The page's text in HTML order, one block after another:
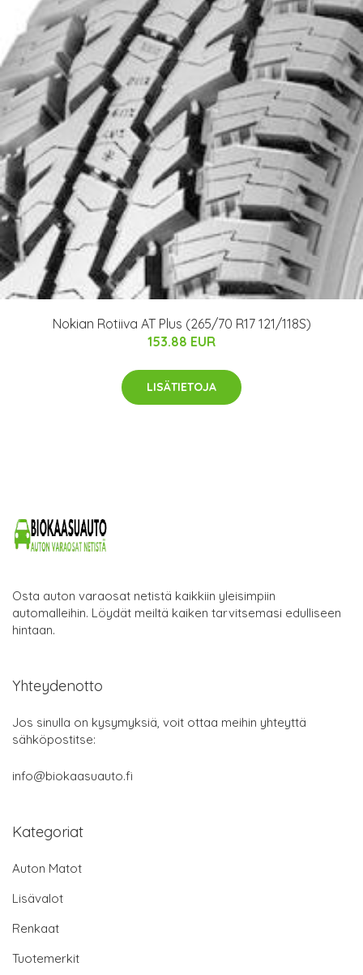
Nokian Rotiiva AT Plus (265/70 R17 121/118S)
153.88 EUR
LISÄTIETOJA
Osta auton varaosat netistä kaikkiin yleisimpiin
automalleihin. Löydät meiltä kaiken tarvitsemasi edulliseen
hintaan.
Yhteydenotto
Jos sinulla on kysymyksiä, voit ottaa meihin yhteyttä
sähköpostitse:
info@biokaasuauto.fi
Kategoriat
Auton Matot
Lisävalot
Renkaat
Tuotemerkit